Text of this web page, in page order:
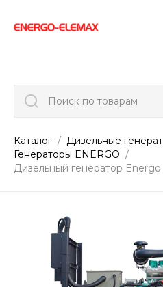
Поиск по товарам
Каталог
Дизельные
Генераторы ENERGO
Дизельный генератор